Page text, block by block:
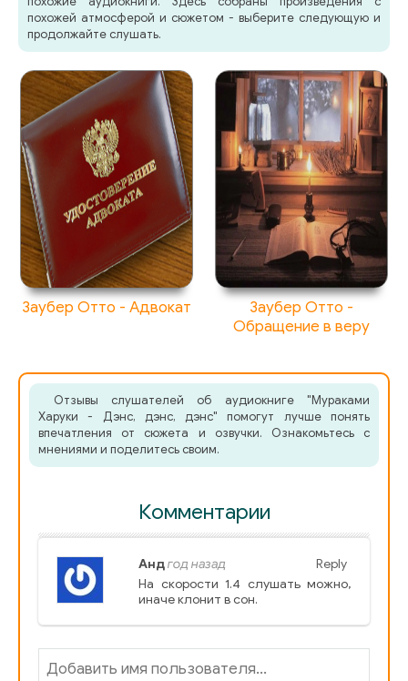
похожей атмосферой и сюжетом - выберите следующую и
продолжайте слушать.
Заубер Отто - Адвокат
Заубер Отто -
Обращение в веру
Отзывы слушателей об аудиокниге "Мураками
Харуки - Дэнс, дэнс, дэнс" помогут лучше понять
впечатления от сюжета и озвучки. Ознакомьтесь с
мнениями и поделитесь своим.
Комментарии
Reply
Андгод назад
На скорости 1.4 слушать можно,
иначе клонит в сон.